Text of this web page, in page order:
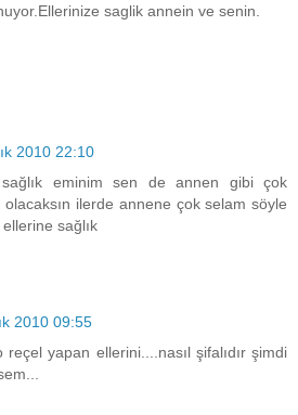
saglik annein ve senin.
2010 22:10
eminim sen de annen gibi çok
olacaksın ilerde annene çok selam söyle
sağlık
2010 09:55
yapan ellerini....nasıl şifalıdır şimdi